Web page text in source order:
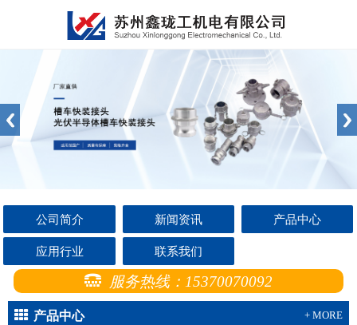
公司简介 新闻资讯 产品中心
应用行业 联系我们
服务热线：15370070092
产品中心 + MORE